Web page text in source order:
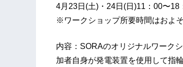
4月23日(土)・24日(日)11：00〜18
※ワークショップ所要時間はおよそ
内容：SORAのオリジナルワーク
加者自身が発電装置を使用して指